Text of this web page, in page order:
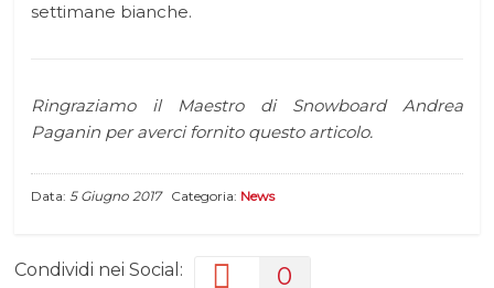
settimane bianche.
Ringraziamo il Maestro di Snowboard Andrea
Paganin per averci fornito questo articolo.
Data:5 Giugno 2017Categoria: News
Condividi nei Social: 0